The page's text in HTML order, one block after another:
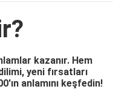
kazanır. Hem
yeni fırsatları
anlamını keşfedin!